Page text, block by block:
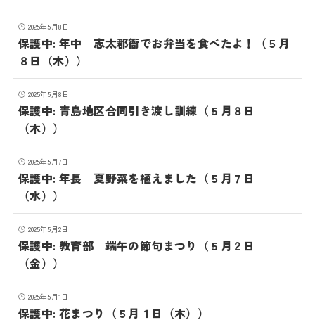
2025年5月8日
保護中: 年中 志太郡衙でお弁当を食べたよ！（５月
８日（木））
2025年5月8日
保護中: 青島地区合同引き渡し訓練（５月８日
（木））
2025年5月7日
保護中: 年長 夏野菜を植えました（５月７日
（水））
2025年5月2日
保護中: 教育部 端午の節句まつり（５月２日
（金））
2025年5月1日
保護中: 花まつり（５月１日（木））